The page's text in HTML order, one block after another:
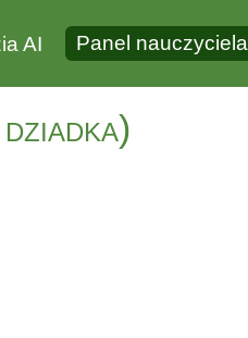
AI Panel nauczyciela